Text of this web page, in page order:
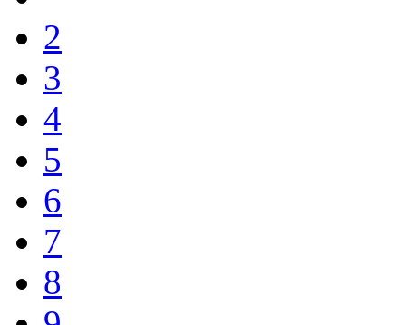
2
3
4
5
6
7
8